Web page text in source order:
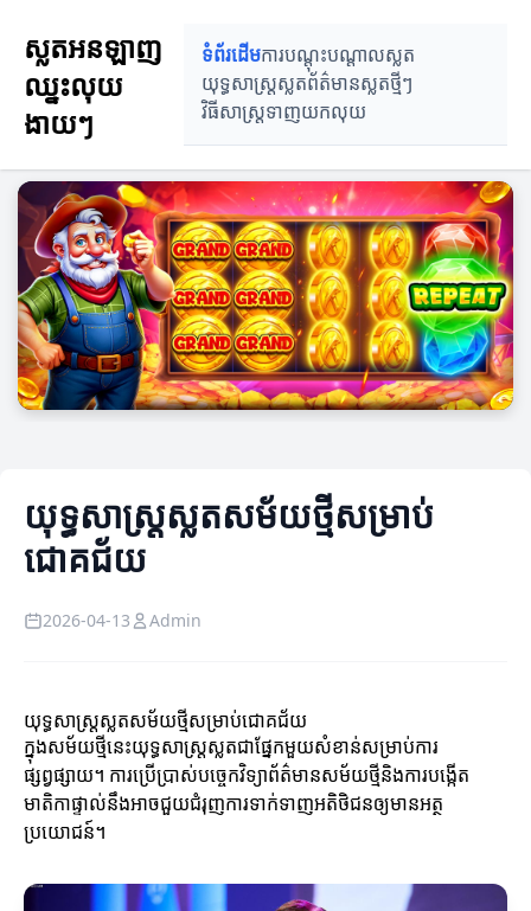
ស្លតអនឡាញ
ឈ្នះលុយ
ងាយៗ
ទំព័រដើមការបណ្តុះបណ្តាលស្លត
យុទ្ធសាស្ត្រស្លតព័ត៌មានស្លតថ្មីៗ
វិធីសាស្ត្រទាញយកលុយ
យុទ្ធសាស្ត្រស្លតសម័យថ្មីសម្រាប់
ជោគជ័យ
2026-04-13 Admin
យុទ្ធសាស្ត្រស្លតសម័យថ្មីសម្រាប់ជោគជ័យ
ក្នុងសម័យថ្មីនេះយុទ្ធសាស្ត្រស្លតជាផ្នែកមួយសំខាន់សម្រាប់ការ
ផ្សព្វផ្សាយ។ ការប្រើប្រាស់បច្ចេកវិទ្យាព័ត៌មានសម័យថ្មីនិងការបង្កើត
មាតិកាផ្ទាល់នឹងអាចជួយជំរុញការទាក់ទាញអតិថិជនឲ្យមានអត្ថ
ប្រយោជន៍។